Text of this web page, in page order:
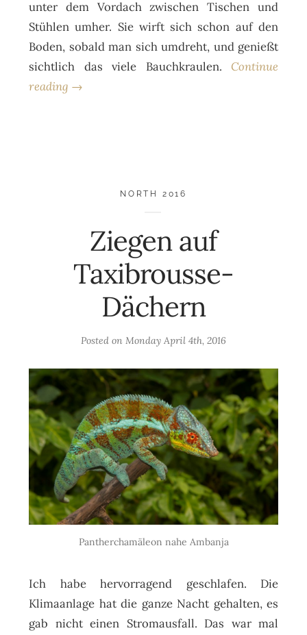
unter dem Vordach zwischen Tischen und
Stühlen umher. Sie wirft sich schon auf den
Boden, sobald man sich umdreht, und genießt
sichtlich das viele Bauchkraulen. Continue
reading →
NORTH 2016
Ziegen auf
Taxibrousse-
Dächern
Posted on Monday April 4th, 2016
Pantherchamäleon nahe Ambanja
Ich habe hervorragend geschlafen. Die
Klimaanlage hat die ganze Nacht gehalten, es
gab nicht einen Stromausfall. Das war mal